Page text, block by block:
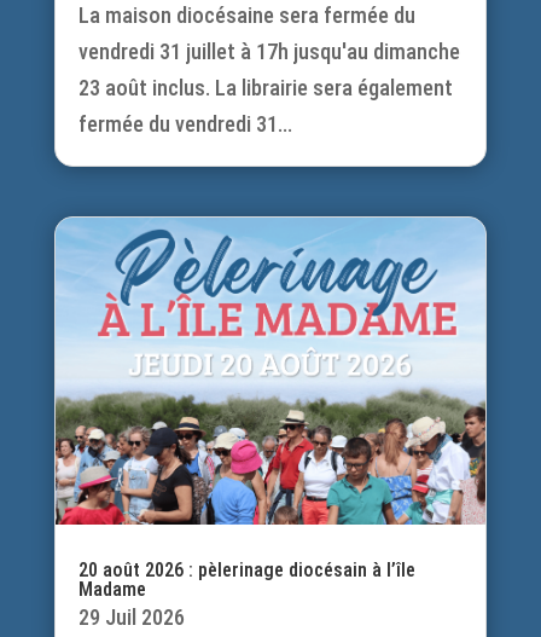
La maison diocésaine sera fermée du
vendredi 31 juillet à 17h jusqu'au dimanche
23 août inclus. La librairie sera également
fermée du vendredi 31...
20 août 2026 : pèlerinage diocésain à l’île
Madame
29 Juil 2026